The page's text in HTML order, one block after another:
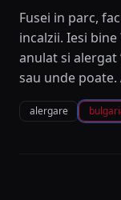
Fusei in parc,
incalzii. Iesi
anulat si alergat
sau unde poate.
alergare